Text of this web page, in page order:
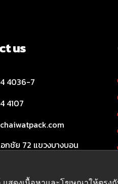
us
4036-7
4107
อกชัย 72 แขวงบางบอน